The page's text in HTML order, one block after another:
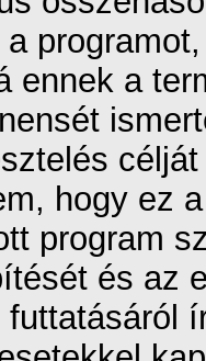
ennek a
hogy ez
program
és az